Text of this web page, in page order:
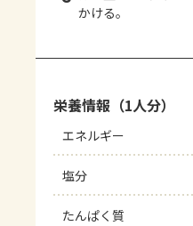
かける。
栄養情報（1人分）
エネルギー
塩分
たんぱく質